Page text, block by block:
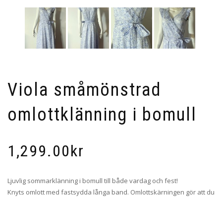
Viola småmönstrad
omlottklänning i bomull
1,299.00kr
Ljuvlig sommarklänning i bomull till både vardag och fest!
Knyts omlott med fastsydda långa band. Omlottskärningen gör att du